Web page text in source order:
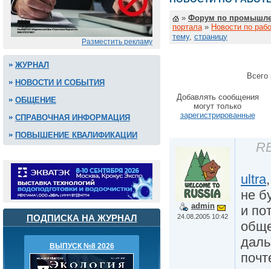
Разместить рекламу
ЖУРНАЛ
НОВОСТИ И СОБЫТИЯ
ОБЩЕНИЕ
СПРАВОЧНАЯ ИНФОРМАЦИЯ
ПОВЫШЕНИЕ КВАЛИФИКАЦИИ
ПОДПИСКА НА ЖУРНАЛ
ВЫПУСК №8 2026
» Форум по
портала » Новости по
тему, страницу
Всего
Добавлять сообщения
могут только
зарегистрированные
admin
24.08.2005 10:42
ultra
не
и